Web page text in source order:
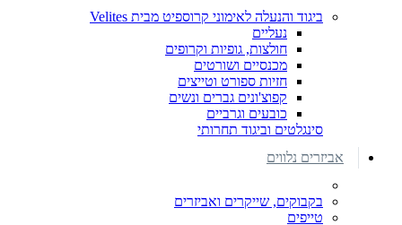
ביגוד והנעלה לאימוני קרוספיט מבית Velites
נעליים
חולצות, גופיות וקרופים
מכנסיים ושורטים
חזיות ספורט וטייצים
קפוצ'ונים גברים ונשים
כובעים וגרביים
סינגלטים וביגוד תחרותי
אביזרים נלווים
בקבוקים, שייקרים ואביזרים
טייפים